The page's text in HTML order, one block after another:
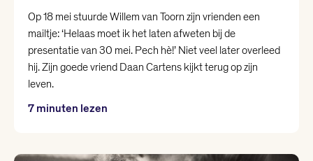
Nina Polak
Philip Huff
Raoul de Jong
Renée van Marissing
Op 18 mei stuurde Willem van Toorn zijn vrienden een
mailtje: ‘Helaas moet ik het laten afweten bij de
presentatie van 30 mei. Pech hè!’ Niet veel later overleed
hij. Zijn goede vriend Daan Cartens kijkt terug op zijn
leven.
7 minuten lezen